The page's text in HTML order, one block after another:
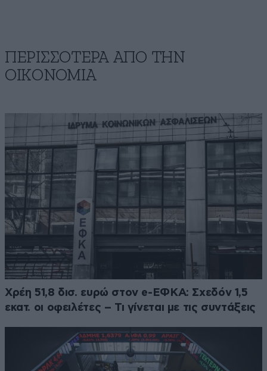
ΠΕΡΙΣΣΟΤΕΡΑ ΑΠΟ ΤΗΝ
ΟΙΚΟΝΟΜΙΑ
Χρέη 51,8 δισ. ευρώ στον e-ΕΦΚΑ: Σχεδόν 1,5
εκατ. οι οφειλέτες – Τι γίνεται με τις συντάξεις